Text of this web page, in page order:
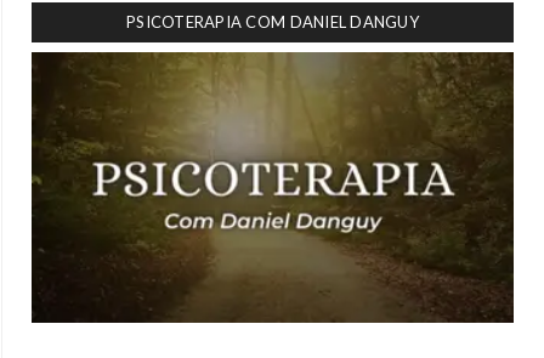
PSICOTERAPIA COM DANIEL DANGUY